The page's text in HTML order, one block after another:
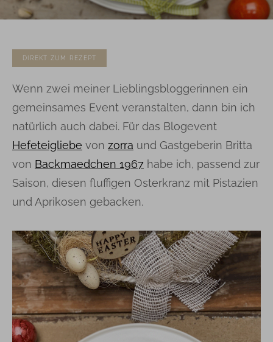
DIREKT ZUM REZEPT
Wenn zwei meiner Lieblingsbloggerinnen ein
gemeinsames Event veranstalten, dann bin ich
natürlich auch dabei. Für das Blogevent
Hefeteigliebe von zorra und Gastgeberin Britta
von Backmaedchen 1967 habe ich, passend zur
Saison, diesen fluffigen Osterkranz mit Pistazien
und Aprikosen gebacken.